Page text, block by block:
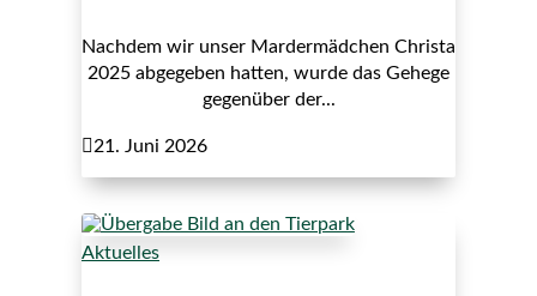
Nachdem wir unser Mardermädchen Christa
2025 abgegeben hatten, wurde das Gehege
gegenüber der...
21. Juni 2026
Aktuelles